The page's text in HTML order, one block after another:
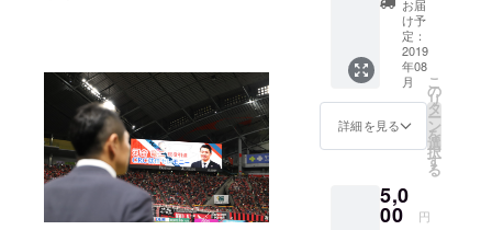
竜二か
ら感謝
の気持
ちを込
めたサ
イン
と、
メール
をお送
て頂き
ます。
お届
け予
定：
2019
年08
月
詳細を見る
こ
の
リ
タ
ー
ン
を
選
択
す
る
5,0
00 円